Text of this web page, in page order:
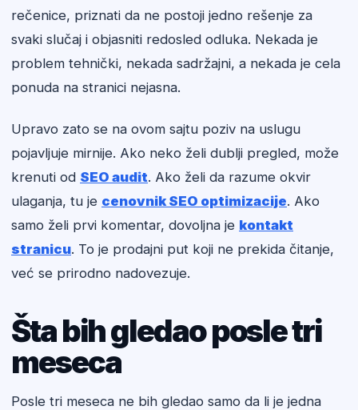
rečenice, priznati da ne postoji jedno rešenje za
svaki slučaj i objasniti redosled odluka. Nekada je
problem tehnički, nekada sadržajni, a nekada je cela
ponuda na stranici nejasna.
Upravo zato se na ovom sajtu poziv na uslugu
pojavljuje mirnije. Ako neko želi dublji pregled, može
krenuti od SEO audit. Ako želi da razume okvir
ulaganja, tu je cenovnik SEO optimizacije. Ako
samo želi prvi komentar, dovoljna je kontakt
stranicu. To je prodajni put koji ne prekida čitanje,
već se prirodno nadovezuje.
Šta bih gledao posle tri
meseca
Posle tri meseca ne bih gledao samo da li je jedna